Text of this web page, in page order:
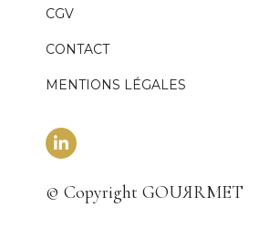
CGV
CONTACT
MENTIONS LÉGALES
© Copyright GOUЯRMET